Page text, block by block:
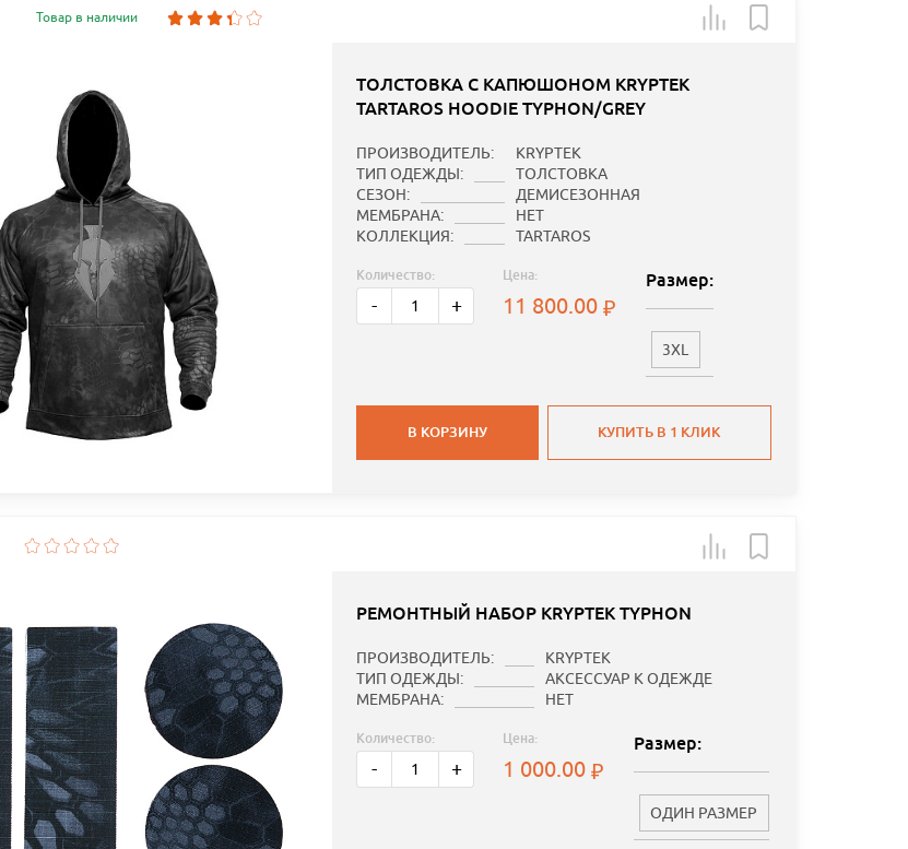
Товар в наличии
ТОЛСТОВКА С КАПЮШОНОМ KRYPTEK
TARTAROS HOODIE TYPHON/GREY
ПРОИЗВОДИТЕЛЬ:
KRYPTEK
ТИП ОДЕЖДЫ:
ТОЛСТОВКА
СЕЗОН:
ДЕМИСЕЗОННАЯ
МЕМБРАНА:
НЕТ
КОЛЛЕКЦИЯ:
TARTAROS
Количество:
- +
Цена:
11 800.00
Размер:
3XL
В КОРЗИНУ КУПИТЬ В 1 КЛИК
РЕМОНТНЫЙ НАБОР KRYPTEK TYPHON
ПРОИЗВОДИТЕЛЬ:
KRYPTEK
ТИП ОДЕЖДЫ:
АКСЕССУАР К ОДЕЖДЕ
МЕМБРАНА:
НЕТ
Количество:
- +
Цена:
1 000.00
Размер:
ОДИН РАЗМЕР